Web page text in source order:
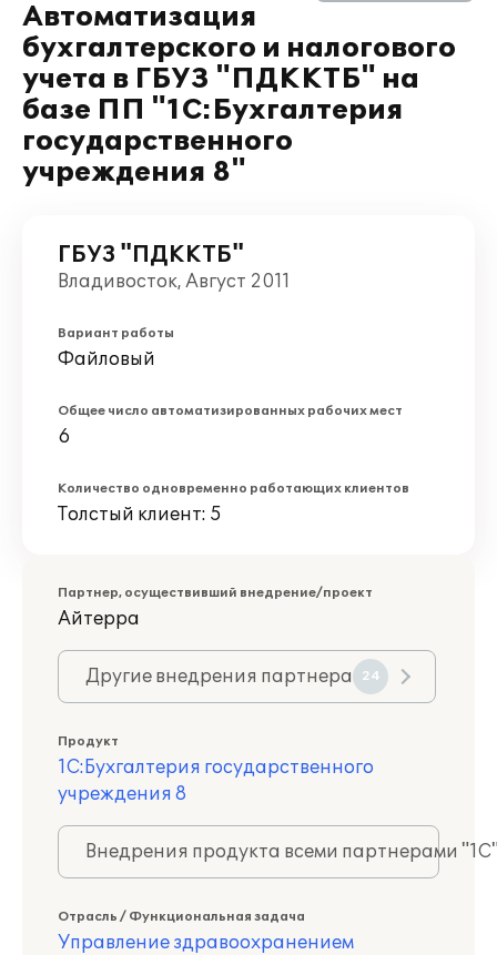
Автоматизация
бухгалтерского и налогового
учета в ГБУЗ "ПДККТБ" на
базе ПП "1С:Бухгалтерия
государственного
учреждения 8"
ГБУЗ "ПДККТБ"
Владивосток, Август 2011
Вариант работы
Файловый
Общее число автоматизированных рабочих мест
6
Количество одновременно работающих клиентов
Толстый клиент: 5
Партнер, осуществивший внедрение/проект
Айтерра
Другие внедрения партнера 24
Продукт
1С:Бухгалтерия государственного
учреждения 8
Внедрения продукта всеми партнерами
Отрасль / Функциональная задача
Управление здравоохранением